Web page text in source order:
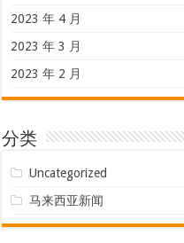
2023 年 4 月
2023 年 3 月
2023 年 2 月
分类
Uncategorized
马来西亚新闻